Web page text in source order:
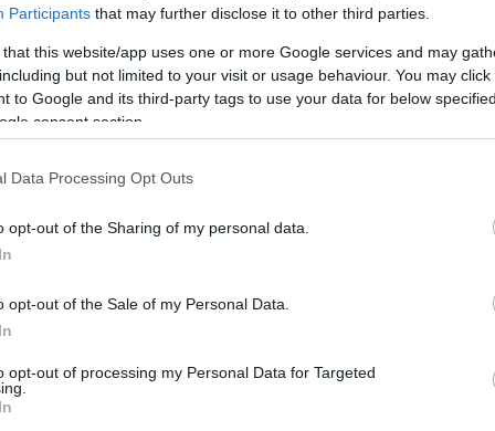
Participants that may further disclose it to other third parties.
that this website/app uses one or more Google services and may
but not limited to your visit or usage behaviour. You may
to Google and its third-party tags to use your data for below
consent section.
Data Processing Opt Outs
opt-out of the Sharing of my personal data.
opt-out of the Sale of my Personal Data.
opt-out of processing my Personal Data for Targeted
dovuta alla violazione del coprifuoco
alLord’s.